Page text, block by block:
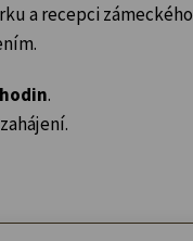
a recepci zámeckého
.